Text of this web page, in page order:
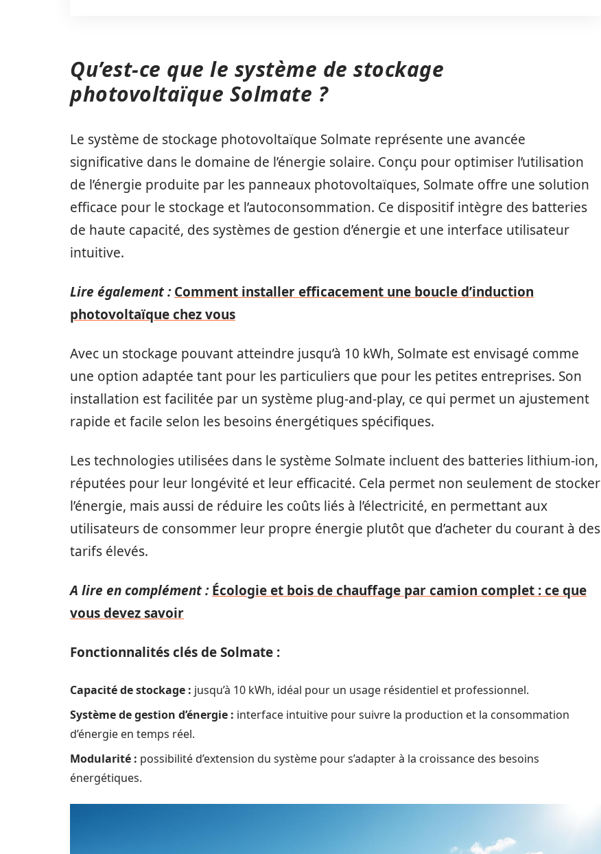
Qu’est-ce que le système de stockage
photovoltaïque Solmate ?
Le système de stockage photovoltaïque Solmate représente une avancée
significative dans le domaine de l’énergie solaire. Conçu pour optimiser l’utilisation
de l’énergie produite par les panneaux photovoltaïques, Solmate offre une solution
efficace pour le stockage et l’autoconsommation. Ce dispositif intègre des batteries
de haute capacité, des systèmes de gestion d’énergie et une interface utilisateur
intuitive.
Lire également : Comment installer efficacement une boucle d’induction
photovoltaïque chez vous
Avec un stockage pouvant atteindre jusqu’à 10 kWh, Solmate est envisagé comme
une option adaptée tant pour les particuliers que pour les petites entreprises. Son
installation est facilitée par un système plug-and-play, ce qui permet un ajustement
rapide et facile selon les besoins énergétiques spécifiques.
Les technologies utilisées dans le système Solmate incluent des batteries lithium-ion,
réputées pour leur longévité et leur efficacité. Cela permet non seulement de stocker
l’énergie, mais aussi de réduire les coûts liés à l’électricité, en permettant aux
utilisateurs de consommer leur propre énergie plutôt que d’acheter du courant à des
tarifs élevés.
A lire en complément : Écologie et bois de chauffage par camion complet : ce que
vous devez savoir
Fonctionnalités clés de Solmate :
Capacité de stockage : jusqu’à 10 kWh, idéal pour un usage résidentiel et professionnel.
Système de gestion d’énergie : interface intuitive pour suivre la production et la consommation
d’énergie en temps réel.
Modularité : possibilité d’extension du système pour s’adapter à la croissance des besoins
énergétiques.